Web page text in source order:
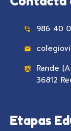
986 40
Rande
36812
Etapas